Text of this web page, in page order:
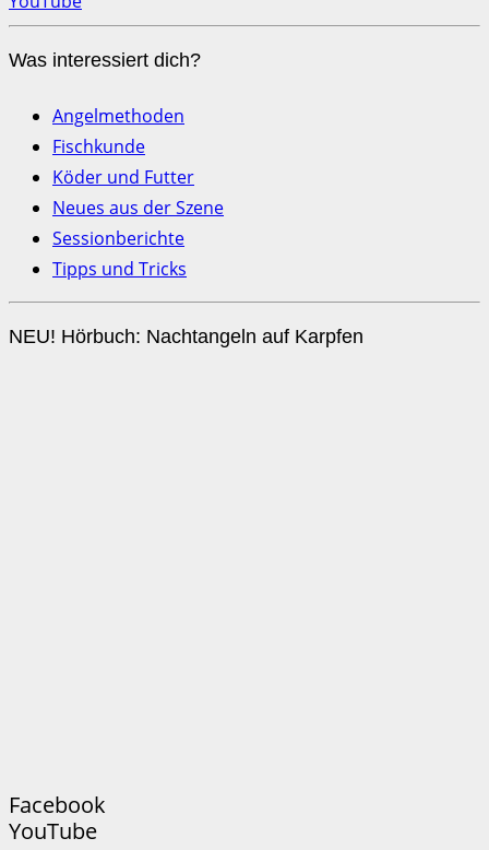
Was interessiert dich?
Angelmethoden
Fischkunde
Köder und Futter
Neues aus der Szene
Sessionberichte
Tipps und Tricks
NEU! Hörbuch: Nachtangeln auf Karpfen
Facebook
YouTube